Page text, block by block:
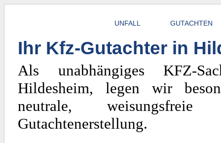
UNFALL GUTACHTEN
Ihr Kfz-Gutachter in
Als unabhängiges KFZ-
Hildesheim, legen wir
neutrale, weisungsfreie
Gutachtenerstellung.